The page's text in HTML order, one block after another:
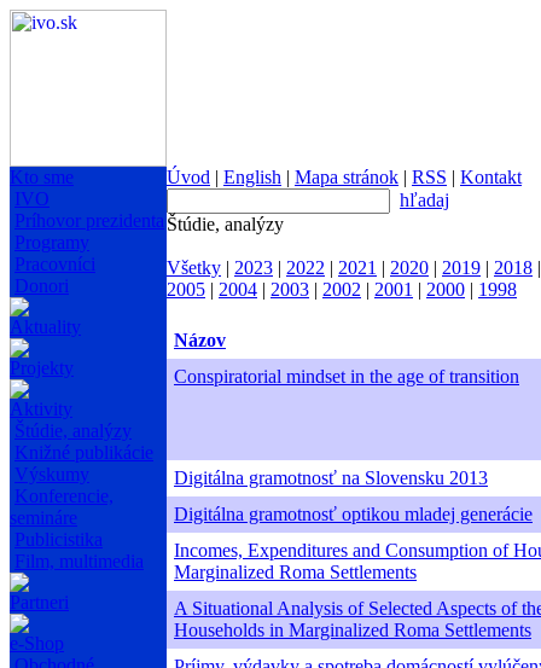
Kto sme
IVO
Príhovor prezidenta
Programy
Pracovníci
Donori
Aktuality
Projekty
Aktivity
Štúdie, analýzy
Knižné publikácie
Výskumy
Konferencie,
semináre
Publicistika
Film, multimedia
Partneri
e-Shop
Úvod | English | Mapa stránok | RSS | Kontakt
hľadaj
Štúdie, analýzy
Všetky | 2023 | 2022 | 2021 | 2020 | 2019 | 2018
2005 | 2004 | 2003 | 2002 | 2001 | 2000 | 1998
Názov
Conspiratorial mindset in the age of transition
Digitálna gramotnosť na Slovensku 2013
Digitálna gramotnosť optikou mladej generácie
Incomes, Expenditures and Consumption of
Marginalized Roma Settlements
A Situational Analysis of Selected Aspects of
Households in Marginalized Roma Settlements